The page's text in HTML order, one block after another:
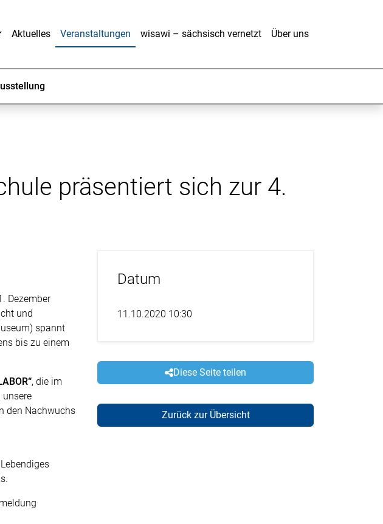
Aktuelles Veranstaltungen wisawi – sächsisch vernetzt Über uns
präsentiert sich zur 4.
Dezember
und
spannt
bis zu einem
, die im
den Nachwuchs
Datum
11.10.2020 10:30
Diese Seite teilen
Zurück zur Übersicht